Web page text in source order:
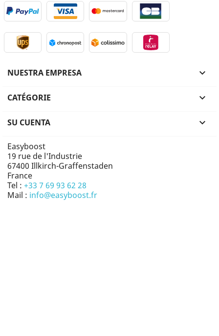
NUESTRA EMPRESA 
CATÉGORIE 
SU CUENTA 
Easyboost
19 rue de l'Industrie
67400 Illkirch-Graffenstaden
France
Tel : +33 7 69 93 62 28
Mail : info@easyboost.fr